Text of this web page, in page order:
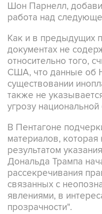
Шон Парнелл,
работа над
Как и в предыдущих
документах не
относительно того,
США, что данные об
существовании
также не
угрозу
В Пентагоне
материалов, которая
результатом
Дональда Трампа
рассекречивания
связанных с
явлениями, в
прозрачности".